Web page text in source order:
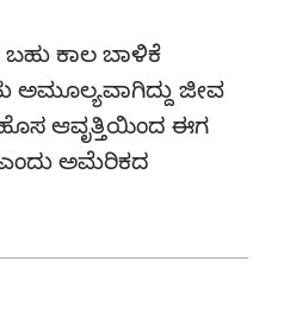
ಕಾಲ ಬಾಳಿಕೆ
ಅಮೂಲ್ಯವಾಗಿದ್ದು ಜೀವ
ಆವೃತ್ತಿಯಿಂದ ಈಗ
ಎಂದು ಅಮೆರಿಕದ